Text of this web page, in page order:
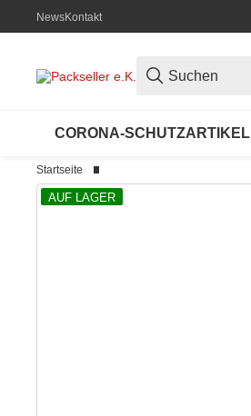
NewsKontakt
CORONA-SCHUTZARTIKEL
Startseite
AUF LAGER